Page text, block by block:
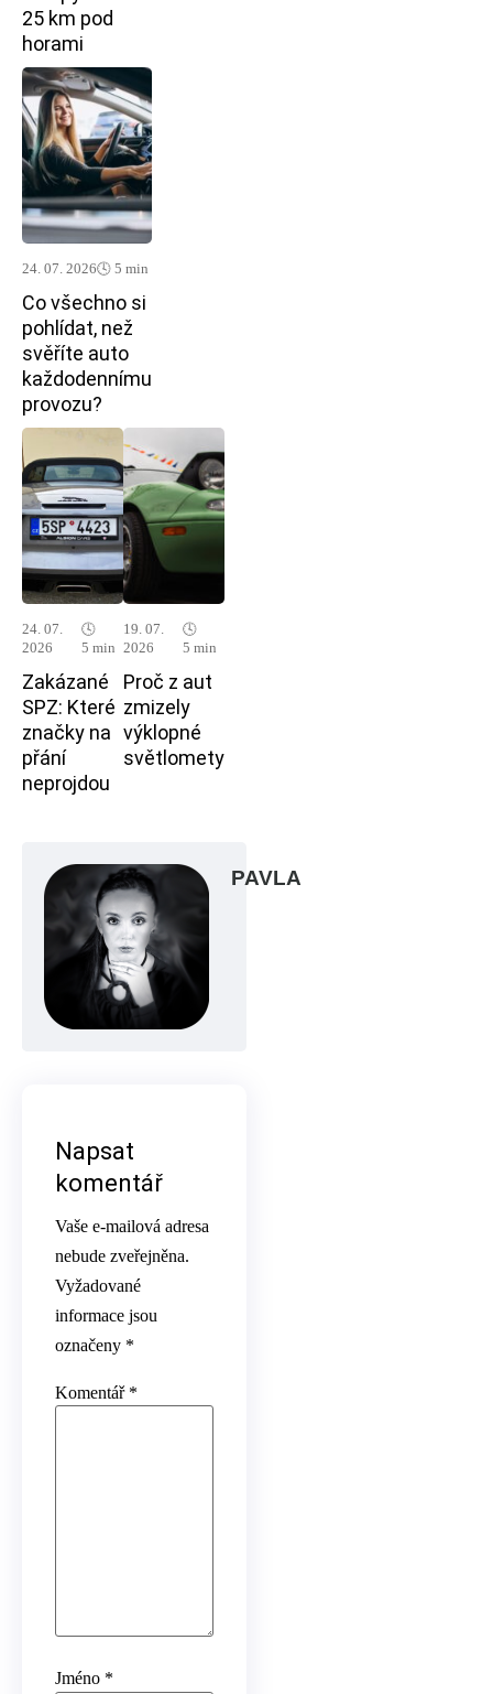
25 km pod
horami
24. 07. 2026🕓 5 min
Co všechno si
pohlídat, než
svěříte auto
každodennímu
provozu?
24. 07.
2026
🕓
5 min
Zakázané
SPZ: Které
značky na
přání
neprojdou
19. 07.
2026
🕓
5 min
Proč z aut
zmizely
výklopné
světlomety
PAVLA
Napsat
komentář
Vaše e-mailová adresa
nebude zveřejněna.
Vyžadované
informace jsou
označeny *
Komentář *
Jméno *